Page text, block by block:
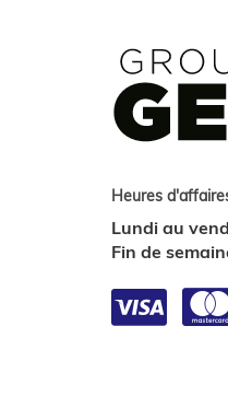
Heures
Lundi au
Fin de